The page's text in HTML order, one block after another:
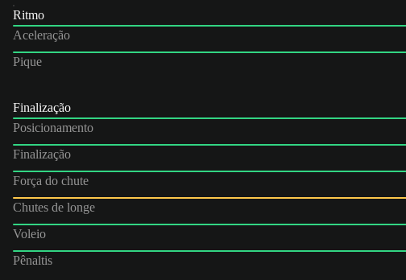
Ritmo
Aceleração
Pique
Finalização
Posicionamento
Finalização
Força do chute
Chutes de longe
Voleio
Pênaltis